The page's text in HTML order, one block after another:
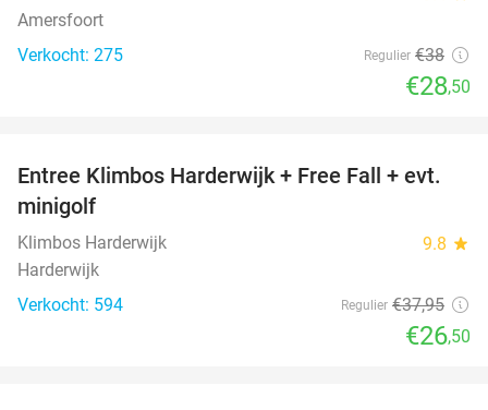
Amersfoort
Verkocht: 275
Regulier €38
€28,50
30%
Entree Klimbos Harderwijk + Free Fall + evt.
minigolf
Klimbos Harderwijk 9.8 star
Harderwijk
Verkocht: 594
Regulier €37,95
€26,50